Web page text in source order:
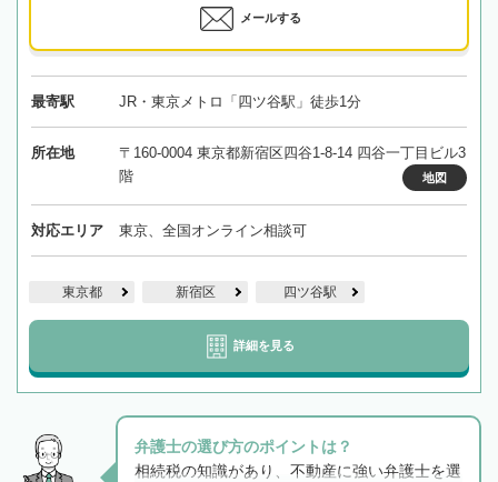
メールする
最寄駅 JR・東京メトロ「四ツ谷駅」徒歩1分
所在地
〒160-0004 東京都新宿区四谷1-8-14 四谷一丁目ビル3
階
地図
対応エリア 東京、全国オンライン相談可
東京都 新宿区 四ツ谷駅
詳細を見る
弁護士の選び方のポイントは？
相続税の知識があり、不動産に強い弁護士を選